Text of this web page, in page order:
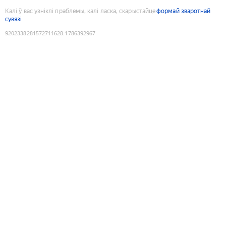
Калі ў вас узніклі праблемы, калі ласка, скарыстайцеформай зваротнай
сувязі
9202338281572711628:1786392967